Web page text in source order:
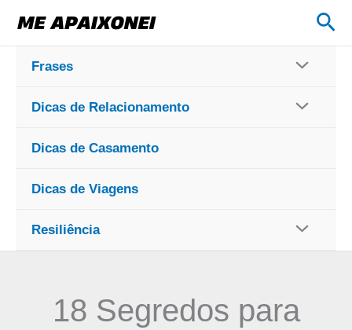
para
conteúdo
Frases
Dicas de Relacionamento
Dicas de Casamento
Dicas de Viagens
Resiliência
18 Segredos para